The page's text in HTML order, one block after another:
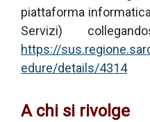
piattaforma
Servizi)
https://
edure/details/4314
A chi si rivolge